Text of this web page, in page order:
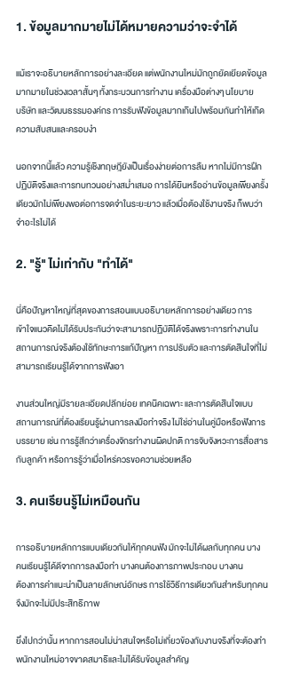
1. ข้อมูลมากมายไม่ได้หมายความว่าจะจำได้
แม้เราจะอธิบายหลักการอย่างละเอียด แต่พนักงานใหม่มักถูกยัดเยียดข้อมูล
มากมายในช่วงเวลาสั้นๆ ทั้งกระบวนการทำงาน เครื่องมือต่างๆ นโยบาย
บริษัท และวัฒนธรรมองค์กร การรับฟังข้อมูลมากเกินไปพร้อมกันทำให้เกิด
ความสับสนและครอบงำ
นอกจากนี้แล้ว ความรู้เชิงทฤษฎียังเป็นเรื่องง่ายต่อการลืม หากไม่มีการฝึก
ปฏิบัติจริงและการทบทวนอย่างสม่ำเสมอ การได้ยินหรืออ่านข้อมูลเพียงครั้ง
เดียวมักไม่เพียงพอต่อการจดจำในระยะยาว แล้วเมื่อต้องใช้งานจริง ก็พบว่า
จำอะไรไม่ได้
2. "รู้" ไม่เท่ากับ "ทำได้"
นี่คือปัญหาใหญ่ที่สุดของการสอนแบบอธิบายหลักการอย่างเดียว การ
เข้าใจแนวคิดไม่ได้รับประกันว่าจะสามารถปฏิบัติได้จริงเพราะการทำงานใน
สถานการณ์จริงต้องใช้ทักษะการแก้ปัญหา การปรับตัว และการตัดสินใจที่ไม่
สามารถเรียนรู้ได้จากการฟังเอา
งานส่วนใหญ่มีรายละเอียดปลีกย่อย เทคนิคเฉพาะ และการตัดสินใจแบบ
สถานการณ์ที่ต้องเรียนรู้ผ่านการลงมือทำจริง ไม่ใช่อ่านในคู่มือหรือฟังการ
บรรยาย เช่น การรู้สึกว่าเครื่องจักรทำงานผิดปกติ การจับจังหวะการสื่อสาร
กับลูกค้า หรือการรู้ว่าเมื่อไหร่ควรขอความช่วยเหลือ
3. คนเรียนรู้ไม่เหมือนกัน
การอธิบายหลักการแบบเดียวกันให้ทุกคนฟัง มักจะไม่ได้ผลกับทุกคน บาง
คนเรียนรู้ได้ดีจากการลงมือทำ บางคนต้องการภาพประกอบ บางคน
ต้องการคำแนะนำเป็นลายลักษณ์อักษร การใช้วิธีการเดียวกันสำหรับทุกคน
จึงมักจะไม่มีประสิทธิภาพ
ยิ่งไปกว่านั้น หากการสอนไม่น่าสนใจหรือไม่เกี่ยวข้องกับงานจริงที่จะต้องทำ
พนักงานใหม่อาจขาดสมาธิและไม่ได้รับข้อมูลสำคัญ